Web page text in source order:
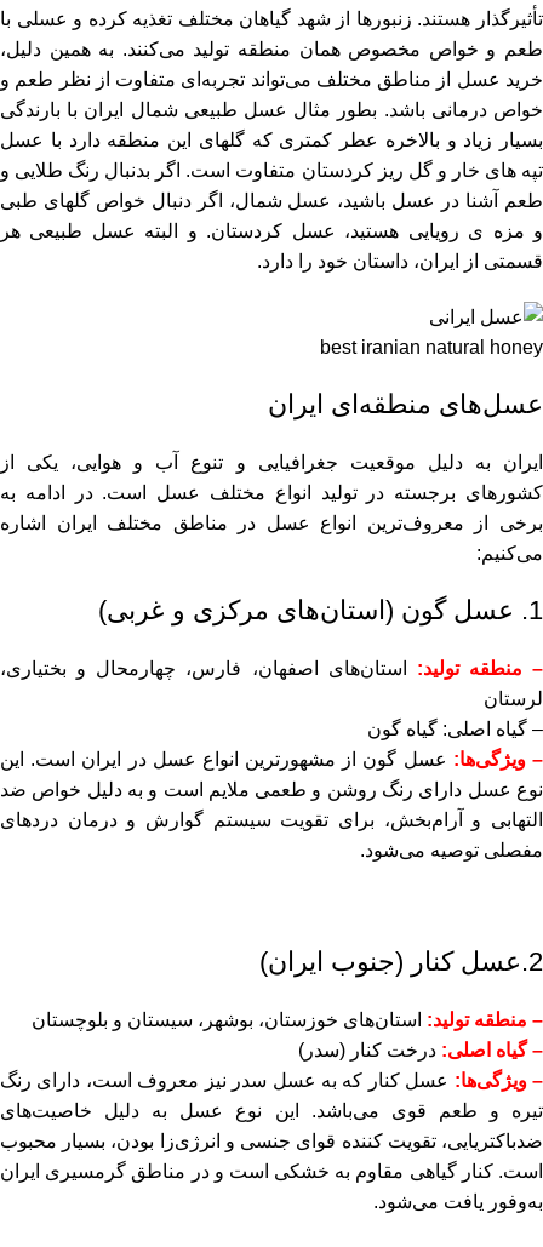
تأثیرگذار هستند. زنبورها از شهد گیاهان مختلف تغذیه کرده و عسلی با
طعم و خواص مخصوص همان منطقه تولید می‌کنند. به همین دلیل،
خرید عسل از مناطق مختلف می‌تواند تجربه‌ای متفاوت از نظر طعم و
خواص درمانی باشد. بطور مثال عسل طبیعی شمال ایران با بارندگی
بسیار زیاد و بالاخره عطر کمتری که گلهای این منطقه دارد با عسل
تپه های خار و گل ریز کردستان متفاوت است. اگر بدنبال رنگ طلایی و
طعم آشنا در عسل باشید، عسل شمال، اگر دنبال خواص گلهای طبی
و مزه ی رویایی هستید، عسل کردستان. و البته عسل طبیعی هر
قسمتی از ایران، داستان خود را دارد.
best iranian natural honey
عسل‌های منطقه‌ای ایران
ایران به دلیل موقعیت جغرافیایی و تنوع آب و هوایی، یکی از
کشورهای برجسته در تولید انواع مختلف عسل است. در ادامه به
برخی از معروف‌ترین انواع عسل در مناطق مختلف ایران اشاره
می‌کنیم:
1. عسل گون (استان‌های مرکزی و غربی)
– منطقه تولید: استان‌های اصفهان، فارس، چهارمحال و بختیاری،
لرستان
– گیاه اصلی: گیاه گون
– ویژگی‌ها: عسل گون از مشهورترین انواع عسل در ایران است. این
نوع عسل دارای رنگ روشن و طعمی ملایم است و به دلیل خواص ضد
التهابی و آرام‌بخش، برای تقویت سیستم گوارش و درمان دردهای
مفصلی توصیه می‌شود.
2.عسل کنار (جنوب ایران)
– منطقه تولید: استان‌های خوزستان، بوشهر، سیستان و بلوچستان
– گیاه اصلی: درخت کنار (سدر)
– ویژگی‌ها: عسل کنار که به عسل سدر نیز معروف است، دارای رنگ
تیره و طعم قوی می‌باشد. این نوع عسل به دلیل خاصیت‌های
ضدباکتریایی، تقویت کننده قوای جنسی و انرژی‌زا بودن، بسیار محبوب
است. کنار گیاهی مقاوم به خشکی است و در مناطق گرمسیری ایران
به‌وفور یافت می‌شود.